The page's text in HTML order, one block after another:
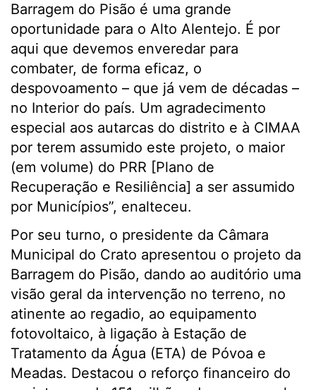
Barragem do Pisão é uma grande
oportunidade para o Alto Alentejo. É por
aqui que devemos enveredar para
combater, de forma eficaz, o
despovoamento – que já vem de décadas –
no Interior do país. Um agradecimento
especial aos autarcas do distrito e à CIMAA
por terem assumido este projeto, o maior
(em volume) do PRR [Plano de
Recuperação e Resiliência] a ser assumido
por Municípios”, enalteceu.
Por seu turno, o presidente da Câmara
Municipal do Crato apresentou o projeto da
Barragem do Pisão, dando ao auditório uma
visão geral da intervenção no terreno, no
atinente ao regadio, ao equipamento
fotovoltaico, à ligação à Estação de
Tratamento da Água (ETA) de Póvoa e
Meadas. Destacou o reforço financeiro do